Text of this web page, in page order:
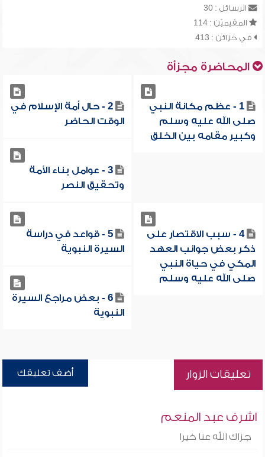
الرسائل : 30
المقيميّن : 114
في خزائن : 413
المحاضرة مجزأة
1 - عظم مكانة النبي
صلى الله عليه وسلم
وكبير مقامه بين الخلق
2 - حال أمة الإسلام في
الوقت الحاضر
3 - عوامل بناء الأمة
وتحقيق النصر
4 - سبب الاقتصار على
ذكر بعض جوانب العهد
المكي في حياة النبي
صلى الله عليه وسلم
5 - قواعد في دراسة
السيرة النبوية
6 - بعض مراجع السيرة
النبوية
تعليقات الزوار أضف تعليقك
اشرف عبد المنعم
جزاك الله عنا خيرا